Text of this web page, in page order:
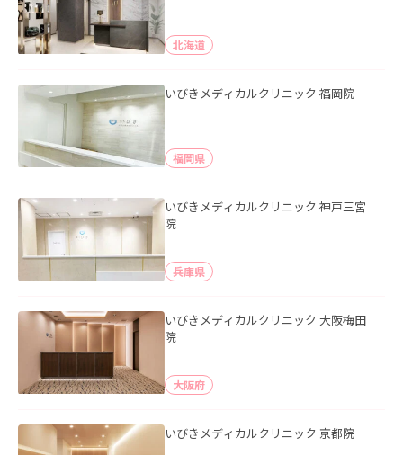
北海道
いびきメディカルクリニック 福岡院
福岡県
いびきメディカルクリニック 神戸三宮
院
兵庫県
いびきメディカルクリニック 大阪梅田
院
大阪府
いびきメディカルクリニック 京都院